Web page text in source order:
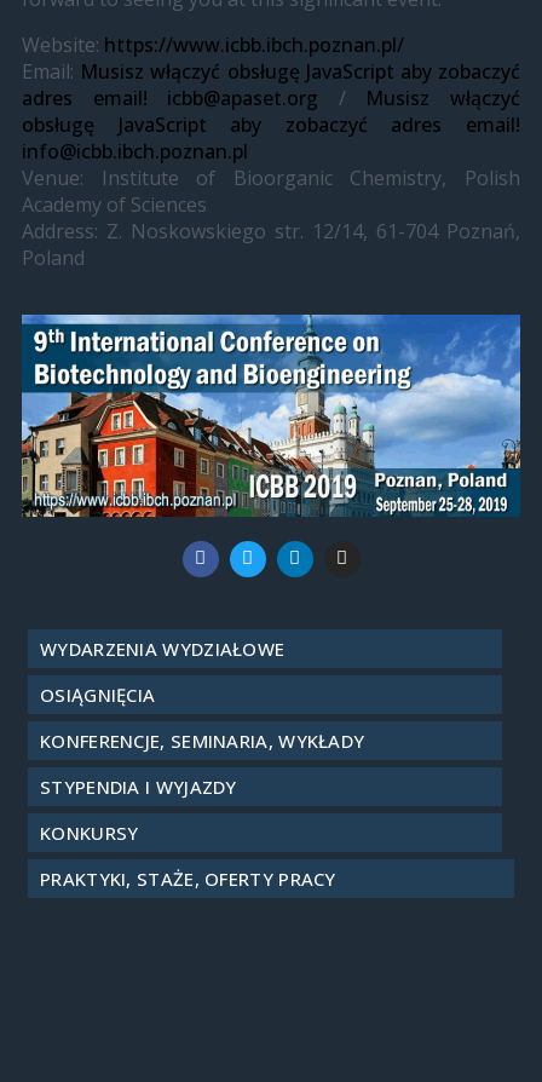
Website: https://www.icbb.ibch.poznan.pl/
Email: Musisz włączyć obsługę JavaScript aby zobaczyć
adres email! icbb@apaset.org / Musisz włączyć
obsługę JavaScript aby zobaczyć adres email!
info@icbb.ibch.poznan.pl
Venue: Institute of Bioorganic Chemistry, Polish
Academy of Sciences
Address: Z. Noskowskiego str. 12/14, 61-704 Poznań,
Poland
WYDARZENIA WYDZIAŁOWE
OSIĄGNIĘCIA
KONFERENCJE, SEMINARIA, WYKŁADY
STYPENDIA I WYJAZDY
KONKURSY
PRAKTYKI, STAŻE, OFERTY PRACY